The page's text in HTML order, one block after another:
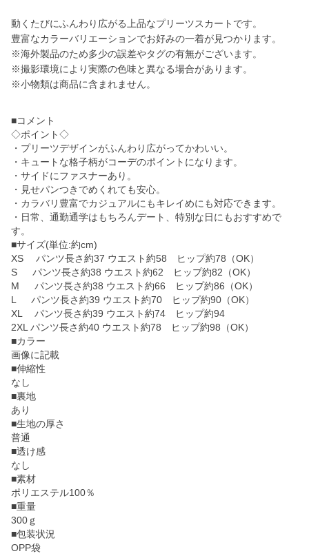
動くたびにふんわり広がる上品なプリーツスカートです。
豊富なカラーバリエーションでお好みの一着が見つかります。
※海外製品のため多少の誤差やタグの有無がございます。
※撮影環境により実際の色味と異なる場合があります。
※小物類は商品に含まれません。
■コメント
◇ポイント◇
・プリーツデザインがふんわり広がってかわいい。
・キュートな格子柄がコーデのポイントになります。
・サイドにファスナーあり。
・見せパンつきでめくれても安心。
・カラバリ豊富でカジュアルにもキレイめにも対応できます。
・日常、通勤通学はもちろんデート、特別な日にもおすすめで
す。
■サイズ(単位:約cm)
XS パンツ長さ約37 ウエスト約58 ヒップ約78（OK）
S パンツ長さ約38 ウエスト約62 ヒップ約82（OK）
M パンツ長さ約38 ウエスト約66 ヒップ約86（OK）
L パンツ長さ約39 ウエスト約70 ヒップ約90（OK）
XL パンツ長さ約39 ウエスト約74 ヒップ約94
2XL パンツ長さ約40 ウエスト約78 ヒップ約98（OK）
■カラー
画像に記載
■伸縮性
なし
■裏地
あり
■生地の厚さ
普通
■透け感
なし
■素材
ポリエステル100％
■重量
300ｇ
■包装状況
OPP袋